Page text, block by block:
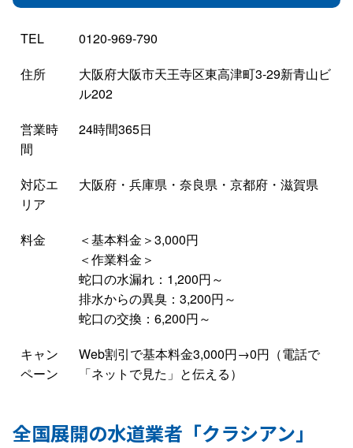
TEL
0120-969-790
住所
大阪府大阪市天王寺区東高津町3-29新青山ビ
ル202
営業時
間
24時間365日
対応エ
リア
大阪府・兵庫県・奈良県・京都府・滋賀県
料金
＜基本料金＞3,000円
＜作業料金＞
蛇口の水漏れ：1,200円～
排水からの異臭：3,200円～
蛇口の交換：6,200円～
キャン
ペーン
Web割引で基本料金3,000円→0円（電話で
「ネットで見た」と伝える）
全国展開の水道業者「クラシアン」